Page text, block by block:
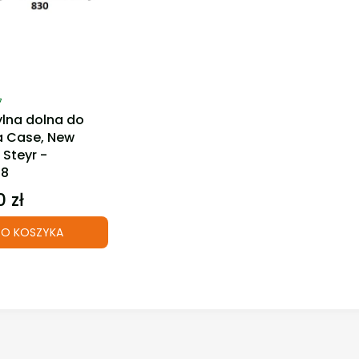
dolna do
Case, New
Steyr -
zł
KOSZYKA